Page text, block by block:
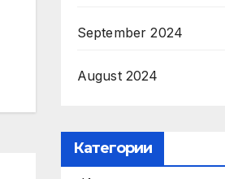
September 2024
August 2024
Категории